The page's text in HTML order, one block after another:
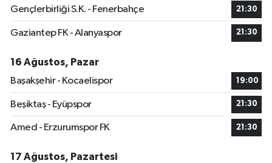
Gençlerbirliği S.K. - Fenerbahçe 21:30
Gaziantep FK - Alanyaspor 21:30
16 Ağustos, Pazar
Başakşehir - Kocaelispor
19:00
Beşiktaş - Eyüpspor 21:30
Amed - Erzurumspor FK 21:30
17 Ağustos, Pazartesi